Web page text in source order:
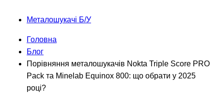
Металошукачі Б/У
Головна
Блог
Порівняння металошукачів Nokta Triple Score PRO
Pack та Minelab Equinox 800: що обрати у 2025
році?